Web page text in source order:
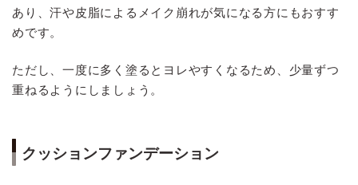
あり、汗や皮脂によるメイク崩れが気になる方にもおすす
めです。
ただし、一度に多く塗るとヨレやすくなるため、少量ずつ
重ねるようにしましょう。
クッションファンデーション